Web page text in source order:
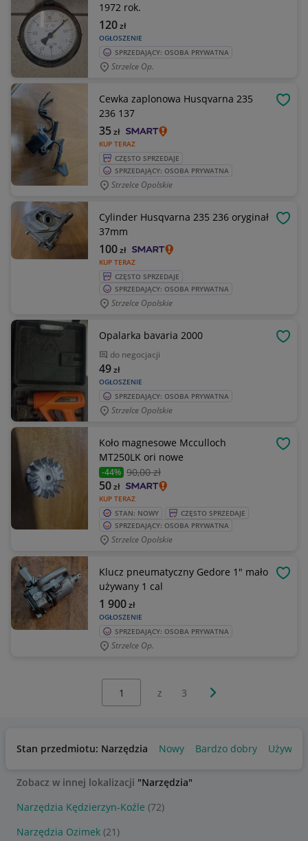
1972 rok.
OGŁOSZENIE
120zł
SPRZEDAJĄCY: OSOBA PRYWATNA
Strzelce Op.
Cewka zaplonowa Husqvarna 235
236 137
KUP TERAZ
35zł
CZĘSTO SPRZEDAJE
SPRZEDAJĄCY: OSOBA PRYWATNA
Strzelce Opolskie
Cylinder Husqvarna 235 236 oryginał
37mm
KUP TERAZ
100zł
CZĘSTO SPRZEDAJE
SPRZEDAJĄCY: OSOBA PRYWATNA
Strzelce Opolskie
Opalarka bavaria 2000
do negocjacji
OGŁOSZENIE
49zł
SPRZEDAJĄCY: OSOBA PRYWATNA
Strzelce Opolskie
Koło magnesowe Mcculloch
MT250LK ori nowe
-44% 90,00 zł
KUP TERAZ
50zł
STAN: NOWY
CZĘSTO SPRZEDAJE
SPRZEDAJĄCY: OSOBA PRYWATNA
Strzelce Opolskie
Klucz pneumatyczny Gedore 1" mało
używany 1 cal
OGŁOSZENIE
1 900zł
SPRZEDAJĄCY: OSOBA PRYWATNA
Strzelce Op.
z 3 Następna strona
Stan przedmiotu: Narzędzia Nowy Bardzo dobry Używany
Zobacz w innej lokalizacji "Narzędzia"
Narzędzia Kędzierzyn-Koźle (72)
Narzędzia Ozimek (21)